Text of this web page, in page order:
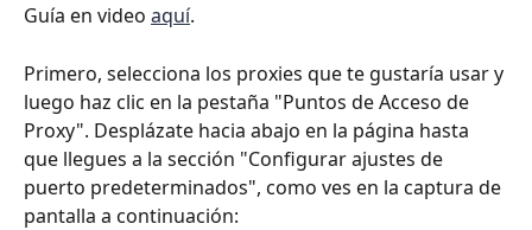
Guía en video aquí.
Primero, selecciona los proxies que te gustaría usar y
luego haz clic en la pestaña "Puntos de Acceso de
Proxy". Desplázate hacia abajo en la página hasta
que llegues a la sección "Configurar ajustes de
puerto predeterminados", como ves en la captura de
pantalla a continuación: